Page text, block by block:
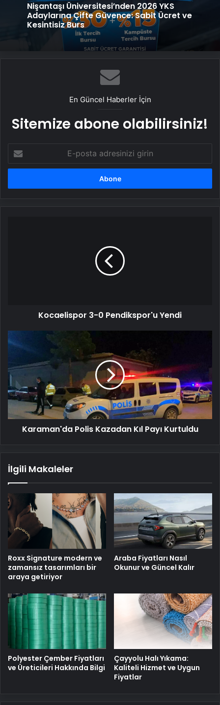
Nişantaşı Üniversitesi’nden 2026 YKS
Adaylarına Çifte Güvence: Sabit Ücret ve
Kesintisiz Burs
En Güncel Haberler İçin
Sitemize abone olabilirsiniz!
posta
adresinizi
Kocaelispor 3-0 Pendikspor'u Yendi
Polis
Kıl
Payı
Kurtuldu
Karaman'da Polis Kazadan Kıl Payı Kurtuldu
İlgili Makaleler
Roxx Signature modern ve
zamansız tasarımları bir
araya getiriyor
Araba Fiyatları Nasıl
Okunur ve Güncel Kalır
Polyester Çember Fiyatları
ve Üreticileri Hakkında Bilgi
Çayyolu Halı Yıkama:
Kaliteli Hizmet ve Uygun
Fiyatlar